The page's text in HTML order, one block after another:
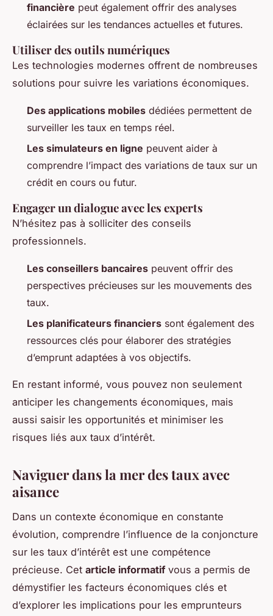
financière peut également offrir des analyses
éclairées sur les tendances actuelles et futures.
Utiliser des outils numériques
Les technologies modernes offrent de nombreuses
solutions pour suivre les variations économiques.
Des applications mobiles dédiées permettent de
surveiller les taux en temps réel.
Les simulateurs en ligne peuvent aider à
comprendre l’impact des variations de taux sur un
crédit en cours ou futur.
Engager un dialogue avec les experts
N’hésitez pas à solliciter des conseils
professionnels.
Les conseillers bancaires peuvent offrir des
perspectives précieuses sur les mouvements des
taux.
Les planificateurs financiers sont également des
ressources clés pour élaborer des stratégies
d’emprunt adaptées à vos objectifs.
En restant informé, vous pouvez non seulement
anticiper les changements économiques, mais
aussi saisir les opportunités et minimiser les
risques liés aux taux d’intérêt.
Naviguer dans la mer des taux avec
aisance
Dans un contexte économique en constante
évolution, comprendre l’influence de la conjoncture
sur les taux d’intérêt est une compétence
précieuse. Cet article informatifvous a permis de
démystifier les facteurs économiques clés et
d’explorer les implications pour les emprunteurs